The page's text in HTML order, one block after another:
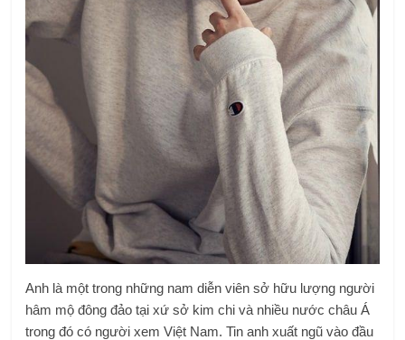
Anh là một trong những nam diễn viên sở hữu lượng người
hâm mộ đông đảo tại xứ sở kim chi và nhiều nước châu Á
trong đó có người xem Việt Nam. Tin anh xuất ngũ vào đầu